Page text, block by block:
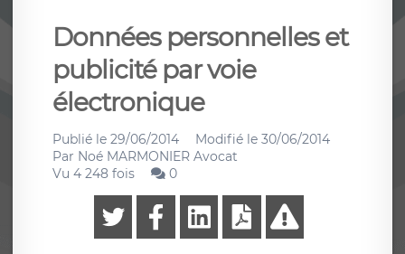
Données personnelles et
publicité par voie
électronique
Publié le 29/06/2014 Modifié le 30/06/2014
Par Noé MARMONIER Avocat
Vu 4 248 fois
0